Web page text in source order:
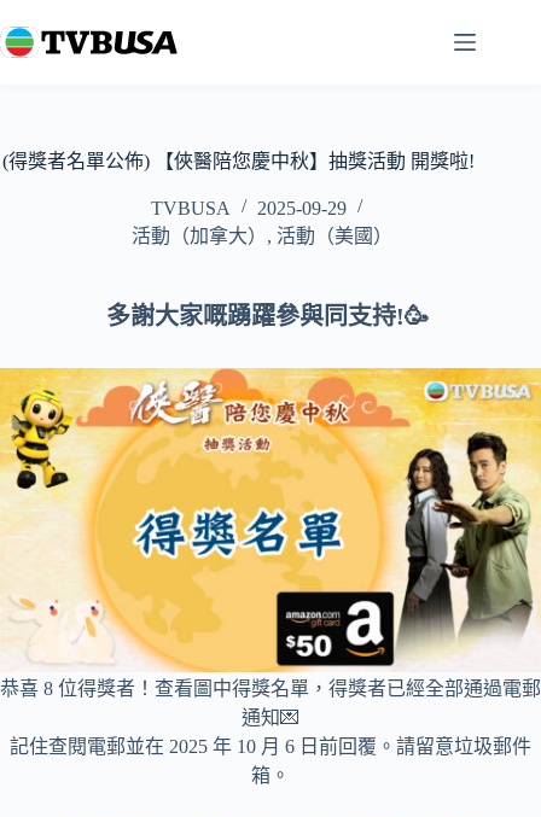
至
容
(得獎者名單公佈) 【俠醫陪您慶中秋】抽獎活動 開獎啦!
TVBUSA
2025-09-29
活動（加拿大） , 活動（美國）
多謝大家嘅踴躍參與同支持!🥳
恭喜 8 位得獎者！查看圖中得獎名單，得獎者已經全部通過電郵
通知💌
記住查閱電郵並在 2025 年 10 月 6 日前回覆。請留意垃圾郵件
箱。